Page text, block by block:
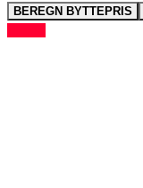
BEREGN BYTTEPRIS